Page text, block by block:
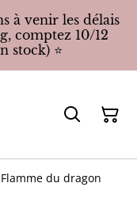
à venir les délais
comptez 10/12
stock) ⭐️
Flamme du dragon